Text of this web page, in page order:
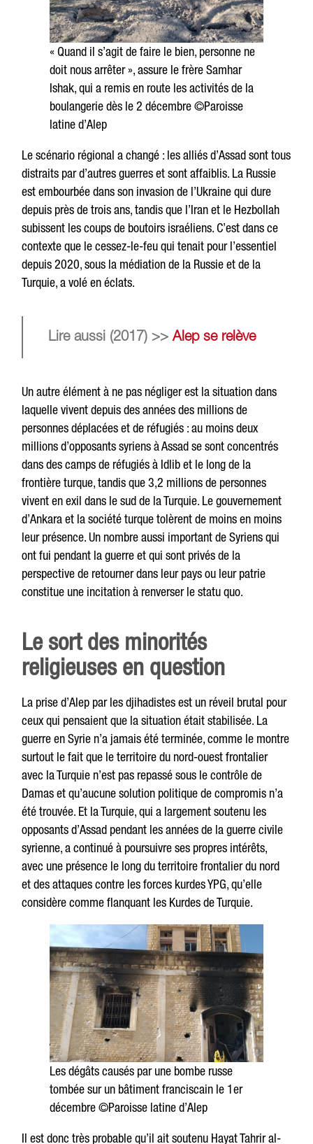
« Quand il s’agit de faire le bien, personne ne
doit nous arrêter », assure le frère Samhar
Ishak, qui a remis en route les activités de la
boulangerie dès le 2 décembre ©Paroisse
latine d’Alep
Le scénario régional a changé : les alliés d’Assad sont tous
distraits par d’autres guerres et sont affaiblis. La Russie
est embourbée dans son invasion de l’Ukraine qui dure
depuis près de trois ans, tandis que l’Iran et le Hezbollah
subissent les coups de boutoirs israéliens. C’est dans ce
contexte que le cessez-le-feu qui tenait pour l’essentiel
depuis 2020, sous la médiation de la Russie et de la
Turquie, a volé en éclats.
Lire aussi (2017) >>Alep se relève
Un autre élément à ne pas négliger est la situation dans
laquelle vivent depuis des années des millions de
personnes déplacées et de réfugiés : au moins deux
millions d’opposants syriens à Assad se sont concentrés
dans des camps de réfugiés à Idlib et le long de la
frontière turque, tandis que 3,2 millions de personnes
vivent en exil dans le sud de la Turquie. Le gouvernement
d’Ankara et la société turque tolèrent de moins en moins
leur présence. Un nombre aussi important de Syriens qui
ont fui pendant la guerre et qui sont privés de la
perspective de retourner dans leur pays ou leur patrie
constitue une incitation à renverser le statu quo.
Le sort des minorités
religieuses en question
La prise d’Alep par les djihadistes est un réveil brutal pour
ceux qui pensaient que la situation était stabilisée. La
guerre en Syrie n’a jamais été terminée, comme le montre
surtout le fait que le territoire du nord-ouest frontalier
avec la Turquie n’est pas repassé sous le contrôle de
Damas et qu’aucune solution politique de compromis n’a
été trouvée. Et la Turquie, qui a largement soutenu les
opposants d’Assad pendant les années de la guerre civile
syrienne, a continué à poursuivre ses propres intérêts,
avec une présence le long du territoire frontalier du nord
et des attaques contre les forces kurdes YPG, qu’elle
considère comme flanquant les Kurdes de Turquie.
Les dégâts causés par une bombe russe
tombée sur un bâtiment franciscain le 1er
décembre ©Paroisse latine d’Alep
Il est donc très probable qu’il ait soutenu Hayat Tahrir al-